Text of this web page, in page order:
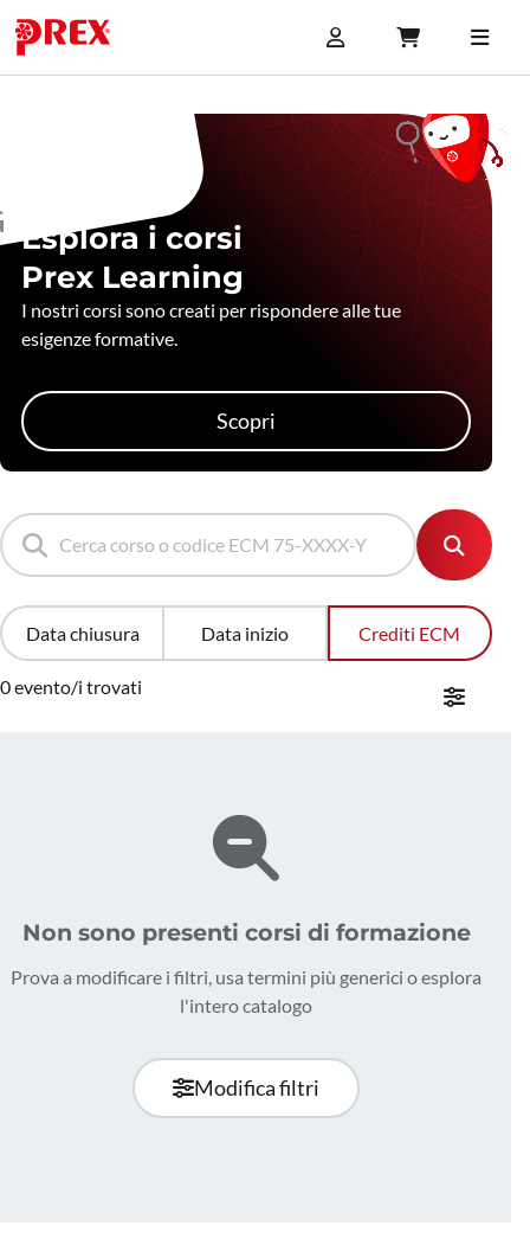
Esplora i corsi
Prex Learning
I nostri corsi sono creati per rispondere alle tue
esigenze formative.
Scopri
Data chiusura Data inizio Crediti ECM
0 evento/i trovati
Non sono presenti corsi di formazione
Prova a modificare i filtri, usa termini più generici o esplora
l'intero catalogo
Modifica filtri